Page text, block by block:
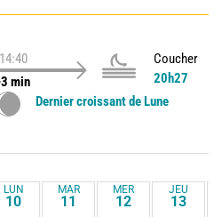
14:40
min
Coucher
20h27
Dernier croissant de Lune
LUN
10
MAR
11
MER
12
JEU
13